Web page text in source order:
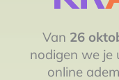
Van 26
nodigen we je
online